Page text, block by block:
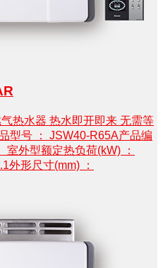
热水器 热水即开即来 无需等
型号 ： JSW40-R65A产品编
外型额定热负荷(kW) ：
外形尺寸(mm) ：